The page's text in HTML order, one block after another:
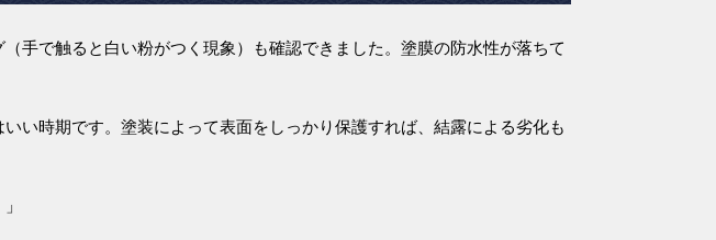
手で触ると白い粉がつく現象）も確認できました。塗膜の防水性が落ちて
いい時期です。塗装によって表面をしっかり保護すれば、結露による劣化も